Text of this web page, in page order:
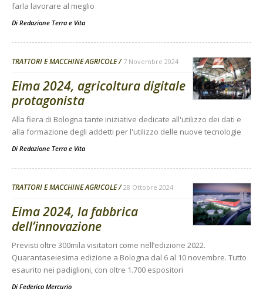
farla lavorare al meglio
Di Redazione Terra e Vita
TRATTORI E MACCHINE AGRICOLE 7 Novembre 2024
Eima 2024, agricoltura digitale
protagonista
Alla fiera di Bologna tante iniziative dedicate all'utilizzo dei dati e
alla formazione degli addetti per l'utilizzo delle nuove tecnologie
Di Redazione Terra e Vita
TRATTORI E MACCHINE AGRICOLE 28 Ottobre 2024
Eima 2024, la fabbrica
dell’innovazione
Previsti oltre 300mila visitatori come nell’edizione 2022.
Quarantaseiesima edizione a Bologna dal 6 al 10 novembre. Tutto
esaurito nei padiglioni, con oltre 1.700 espositori
Di Federico Mercurio